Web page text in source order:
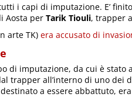
i capi di imputazione. E’
Aosta per Tarik Tiouli, trapper
arte TK) era accusato di
di imputazione, da cui è stato
trapper all’interno di uno dei
a essere abbattuto,